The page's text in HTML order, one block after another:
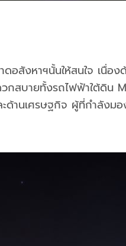
สังหาฯนั้นให้สนใจ เนื่อ
บายทั้งรถไฟฟ้าใต้ดิน
นเศรษฐกิจ ผู้ที่กำลังมอง